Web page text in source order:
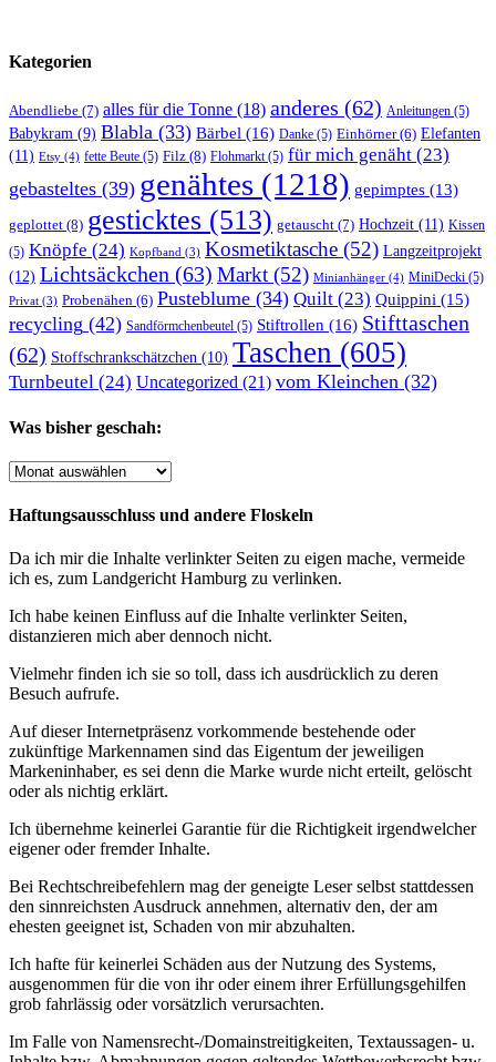
Kategorien
Abendliebe (7) alles für die Tonne (18) anderes (62) Anleitungen (5)
Babykram (9) Blabla (33) Bärbel (16) Danke (5) Einhörner(6) Elefanten
(11) Etsy (4) fette Beute (5) Filz (8) Flohmarkt(5) für mich genäht (23)
gebasteltes (39) genähtes (1218) gepimptes (13)
geplottet (8) gesticktes (513) getauscht (7) Hochzeit (11) Kissen
(5) Knöpfe (24) Kopfband (3) Kosmetiktasche (52) Langzeitprojekt
(12) Lichtsäckchen (63) Markt (52) Minianhänger (4) MiniDecki (5)
Privat (3) Probenähen (6) Pusteblume (34) Quilt (23) Quippini (15)
recycling (42) Sandförmchenbeutel (5) Stiftrollen (16) Stifttaschen
(62) Stoffschrankschätzchen (10) Taschen (605)
Turnbeutel (24) Uncategorized (21) vom Kleinchen (32)
Was bisher geschah:
Was
geschah:
Haftungsausschluss und andere Floskeln
Da ich mir die Inhalte verlinkter Seiten zu eigen mache, vermeide
ich es, zum Landgericht Hamburg zu verlinken.
Ich habe keinen Einfluss auf die Inhalte verlinkter Seiten,
distanzieren mich aber dennoch nicht.
Vielmehr finden ich sie so toll, dass ich ausdrücklich zu deren
Besuch aufrufe.
Auf dieser Internetpräsenz vorkommende bestehende oder
zukünftige Markennamen sind das Eigentum der jeweiligen
Markeninhaber, es sei denn die Marke wurde nicht erteilt, gelöscht
oder als nichtig erklärt.
Ich übernehme keinerlei Garantie für die Richtigkeit irgendwelcher
eigener oder fremder Inhalte.
Bei Rechtschreibefehlern mag der geneigte Leser selbst stattdessen
den sinnreichsten Ausdruck annehmen, alternativ den, der am
ehesten geeignet ist, Schaden von mir abzuhalten.
Ich hafte für keinerlei Schäden aus der Nutzung des Systems,
ausgenommen für die von ihr oder einem ihrer Erfüllungsgehilfen
grob fahrlässig oder vorsätzlich verursachten.
Im Falle von Namensrecht-/Domainstreitigkeiten, Textaussagen- u.